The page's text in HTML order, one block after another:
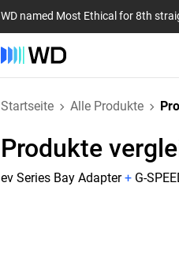
WD named Most Ethical for 8th
Startseite Alle Produkte
Produkte
ev Series Bay Adapter+ G-